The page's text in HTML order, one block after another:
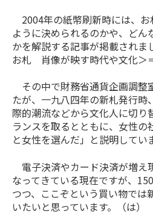
2004年の紙幣刷新時には、
ように決められるのかや、どん
かを解説する記事が掲載されま
お札 肖像が映す時代や文化＞
その中で財務省通貨企画調整
たが、一九八四年の新札発行時
際的潮流などから文化人に切り
ランスを取るとともに、女性の
と女性を選んだ」と説明してい
電子決済やカード決済が増え
なってきている現在ですが、 150
つつ、ここぞという買い物では
いたいと思っています。（は）